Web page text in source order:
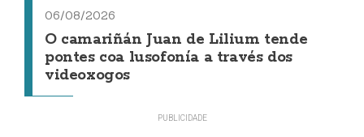
06/08/2026
O camariñán Juan de Lilium tende
pontes coa lusofonía a través dos
videoxogos